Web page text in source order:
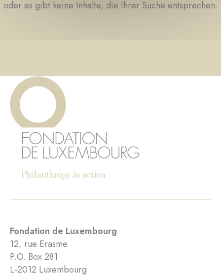
oder es gibt keine Inhalte, die Ihrer Suche entsprechen.
Fondation de Luxembourg
12, rue Erasme
P.O. Box 281
L-2012 Luxembourg